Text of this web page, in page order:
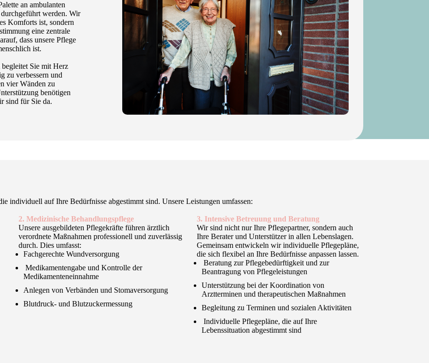
an ambulanten
werden. Wir
Komforts ist, sondern
eine zentrale
dass unsere Pflege
ist.
begleitet Sie mit Herz
zu verbessern und
vier Wänden zu
benötigen
sind für Sie da.
individuell auf Ihre Bedürfnisse abgestimmt sind. Unsere Leistungen umfassen:
2. Medizinische Behandlungspflege
Unsere ausgebildeten Pflegekräfte führen ärztlich
verordnete Maßnahmen professionell und zuverlässig
durch. Dies umfasst:
Fachgerechte Wundversorgung
Medikamentengabe und Kontrolle der
Medikamenteneinnahme
Anlegen von Verbänden und Stomaversorgung
Blutdruck- und Blutzuckermessung
3. Intensive Betreuung und Beratung
Wir sind nicht nur Ihre Pflegepartner, sondern auch
Ihre Berater und Unterstützer in allen Lebenslagen.
Gemeinsam entwickeln wir individuelle Pflegepläne,
die sich flexibel an Ihre Bedürfnisse anpassen lassen.
Beratung zur Pflegebedürftigkeit und zur
Beantragung von Pflegeleistungen
Unterstützung bei der Koordination von
Arztterminen und therapeutischen Maßnahmen
Begleitung zu Terminen und sozialen Aktivitäten
Individuelle Pflegepläne, die auf Ihre
Lebenssituation abgestimmt sind